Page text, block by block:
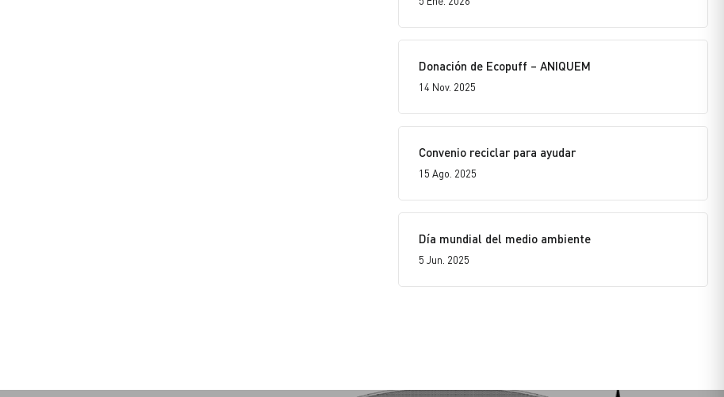
Donación de Ecopuff – ANIQUEM
14 Nov. 2025
Convenio reciclar para ayudar
15 Ago. 2025
Día mundial del medio ambiente
5 Jun. 2025